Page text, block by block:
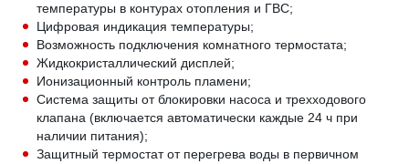
температуры в контурах отопления и ГВС;
Цифровая индикация температуры;
Возможность подключения комнатного термостата;
Жидкокристаллический дисплей;
Ионизационный контроль пламени;
Система защиты от блокировки насоса и трехходового
клапана (включается автоматически каждые 24 ч при
наличии питания);
Защитный термостат от перегрева воды в первичном